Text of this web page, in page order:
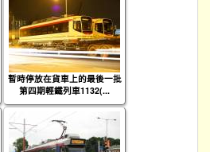
暫時停放在貨車上的最後一批
第四期輕鐵列車1132(...